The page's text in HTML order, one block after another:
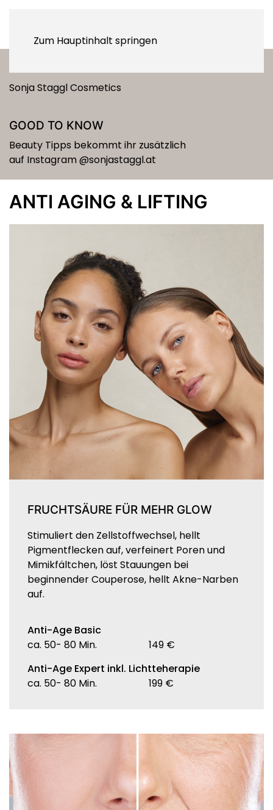
Zum Hauptinhalt springen
Sonja Staggl Cosmetics
GOOD TO KNOW
Beauty Tipps bekommt ihr zusätzlich
auf Instagram@sonjastaggl.at
ANTI AGING & LIFTING
FRUCHTSÄURE FÜR MEHR GLOW
Stimuliert den Zellstoffwechsel, hellt
Pigmentflecken auf, verfeinert Poren und
Mimikfältchen, löst Stauungen bei
beginnender Couperose, hellt Akne-Narben
auf.
Anti-Age Basic
ca. 50- 80 Min.
149 €
Anti-Age Expert inkl. Lichtteherapie
ca. 50- 80 Min.
199 €